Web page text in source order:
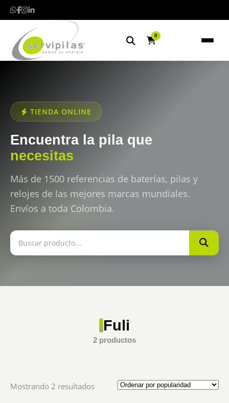
0
TIENDA ONLINE
Encuentra la pila que
necesitas
Más de 1500 referencias de baterías, pilas y
relojes de las mejores marcas mundiales.
Envíos a toda Colombia.
Fuli
2 productos
Mostrando 2 resultadosSorted